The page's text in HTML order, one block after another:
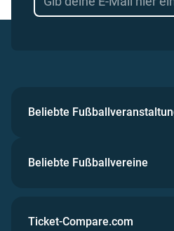
Beliebte
Beliebte Fußballvereine
Ticket-Compare.com